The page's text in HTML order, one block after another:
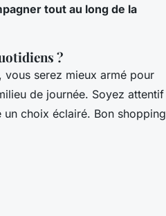
tout au long de la
?
vous serez mieux armé pour
de journée. Soyez attentif
choix éclairé. Bon shopping